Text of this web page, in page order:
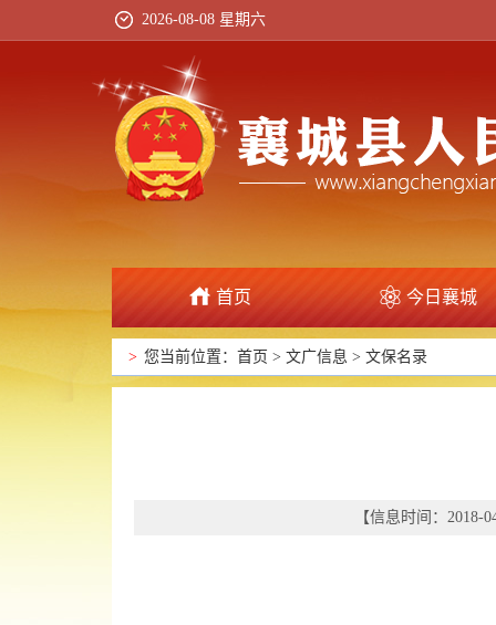
2026-08-08 星期六
首页 今日襄城
政府信息公开
> 您当前位置： 首页 > 文广信息 > 文保名录
【信息时间：